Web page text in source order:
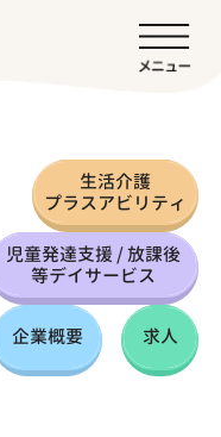
生活介護
プラスアビリティ
児童発達支援 / 放課後
等デイサービス
企業概要 求人